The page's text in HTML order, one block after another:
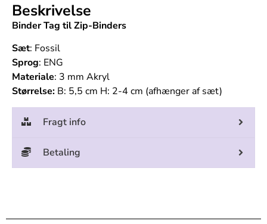
Beskrivelse
Binder Tag til Zip-Binders
Sæt: Fossil
Sprog: ENG
Materiale: 3 mm Akryl
Størrelse: B: 5,5 cm H: 2-4 cm (afhænger af sæt)
Fragt info
Betaling